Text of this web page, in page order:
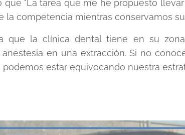
que "La tarea que me he propuesto
la competencia mientras conservamos
que la clínica dental tiene en su
en una extracción. Si no
estar equivocando nuestra